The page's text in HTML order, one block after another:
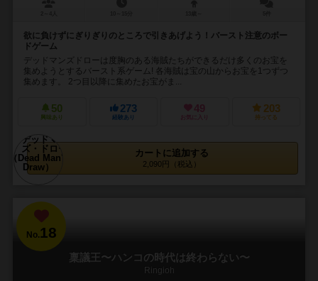
欲に負けずにぎりぎりのところで引きあげよう！バースト注意のボー
ドゲーム
デッドマンズドローは度胸のある海賊たちができるだけ多くのお宝を
集めようとするバースト系ゲーム! 各海賊は宝の山からお宝を1つずつ
集めます。 2つ目以降に集めたお宝がま...
50
興味あり
273
経験あり
49
お気に入り
203
持ってる
カートに追加する
2,090円（税込）
No.18
稟議王〜ハンコの時代は終わらない〜
Ringioh